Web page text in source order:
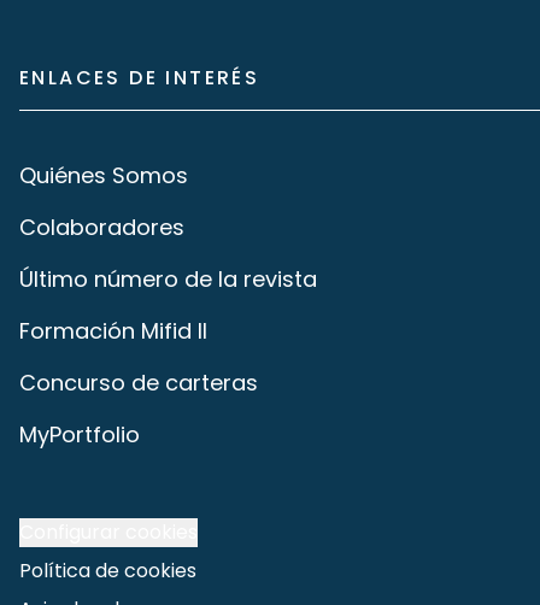
ENLACES DE INTERÉS
Quiénes Somos
Colaboradores
Último número de la revista
Formación Mifid II
Concurso de carteras
MyPortfolio
Política de cookies